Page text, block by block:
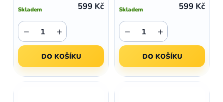
Skladem 599 Kč
+
−
DO KOŠÍKU
Skladem 599 Kč
+
−
DO KOŠÍKU